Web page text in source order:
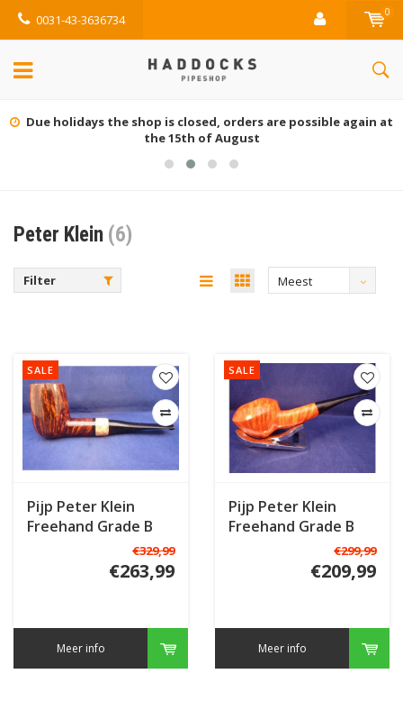
0031-43-3636734 0
Due holidays the shop is closed, orders are possible again at
the 15th of August
Peter Klein (6)
Filter
Meest
SALE
Pijp Peter Klein
Freehand Grade B
€329,99
€263,99
Meer info
SALE
Pijp Peter Klein
Freehand Grade B
€299,99
€209,99
Meer info